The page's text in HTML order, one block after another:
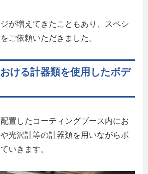
が増えてきたこともあり、スペシ
ご依頼いただきました。
ける計器類を使用したボデ
置したコーティングブース内にお
光沢計等の計器類を用いながらボ
いきます。